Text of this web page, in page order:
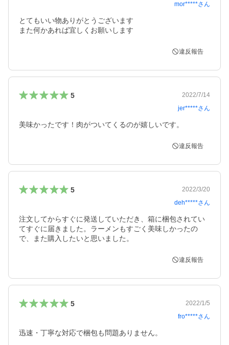
mor*****さん
とてもいい物ありがとうございます
また何かあれば宜しくお願いします
違反報告
5
2022/7/14
jer*****さん
美味かったです！肉がついてくるのが嬉しいです。
違反報告
5
2022/3/20
deh*****さん
注文してからすぐに発送していただき、箱に梱包されてい
てすぐに届きました。ラーメンもすごく美味しかったの
で、また購入したいと思いました。
違反報告
5
2022/1/5
fro*****さん